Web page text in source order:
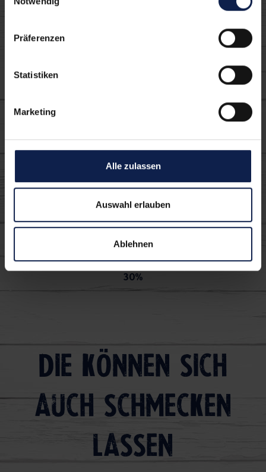
Präferenzen
Statistiken
Marketing
Alle zulassen
Auswahl erlauben
Ablehnen
Auflauf
Verwendete MILRAM
Produkte:
frische Schlagsahne
30%
Die können sich
auch schmecken
lassen